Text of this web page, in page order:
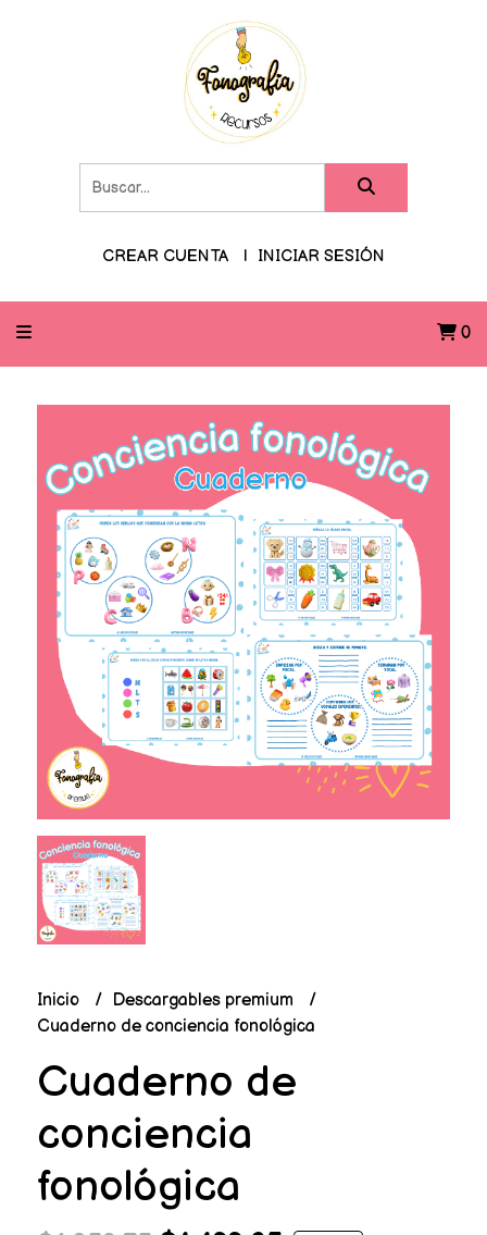
CREAR CUENTA INICIAR SESIÓN
0
Inicio
Descargables premium
Cuaderno de conciencia fonológica
Cuaderno de
conciencia
fonológica